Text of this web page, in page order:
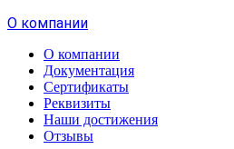
О компании
О компании
Документация
Сертификаты
Реквизиты
Наши достижения
Отзывы